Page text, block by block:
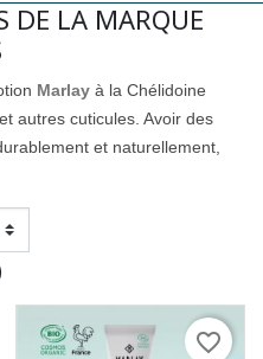
DE LA MARQUE
Marlay à la Chélidoine
autres cuticules. Avoir des
et naturellement,
favorite_border